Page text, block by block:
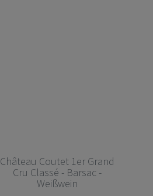
Château Coutet 1er Grand
Cru Classé - Barsac -
Weißwein